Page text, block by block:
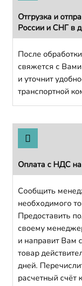
Отгрузка и
России и СНГ в
После
свяжется с
и уточнит
транспортной
Оплата с НДС на
Сообщить
необходимого
Предоставить
своему
и направит Вам
товар
дней.
расчетный